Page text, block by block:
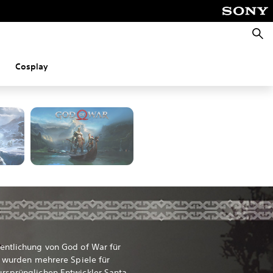
Cosplay
von God of War für
mehrere Spiele für